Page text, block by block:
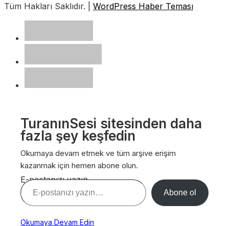
Tüm Hakları Saklıdır. | WordPress Haber Teması
TuranınSesi sitesinden daha
fazla şey keşfedin
Okumaya devam etmek ve tüm arşive erişim
kazanmak için hemen abone olun.
E-postanızı yazın…
Abone ol
Okumaya Devam Edin